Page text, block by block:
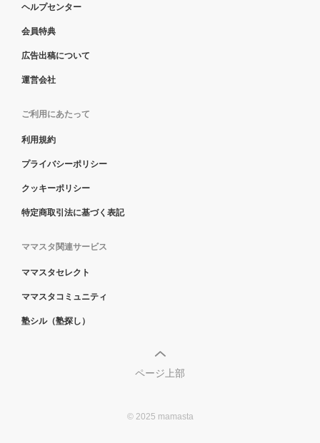
ヘルプセンター
会員特典
広告出稿について
運営会社
ご利用にあたって
利用規約
プライバシーポリシー
クッキーポリシー
特定商取引法に基づく表記
ママスタ関連サービス
ママスタセレクト
ママスタコミュニティ
塾シル（塾探し）
ページ上部
© 2025 mamasta